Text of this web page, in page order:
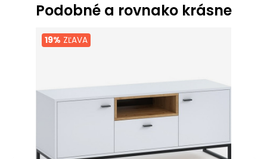
Podobné a rovnako krásne
19% ZĽAVA